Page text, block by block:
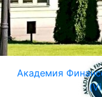
Академия